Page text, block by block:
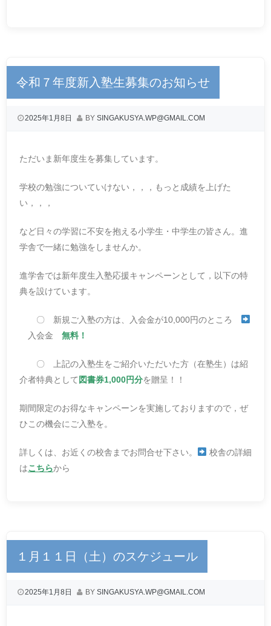
令和７年度新入塾生募集のお知らせ
2025年1月8日 BY SINGAKUSYA.WP@GMAIL.COM
ただいま新年度生を募集しています。
学校の勉強についていけない，，，もっと成績を上げた
い，，，
など日々の学習に不安を抱える小学生・中学生の皆さん。進
学舎で一緒に勉強をしませんか。
進学舎では新年度生入塾応援キャンペーンとして，以下の特
典を設けています。
〇 新規ご入塾の方は、入会金が10,000円のところ
入会金 無料！
〇 上記の入塾生をご紹介いただいた方（在塾生）は紹
介者特典として 図書券1,000円分を贈呈！！
期間限定のお得なキャンペーンを実施しておりますので，ぜ
ひこの機会にご入塾を。
詳しくは、お近くの校舎までお問合せ下さい。
校舎の詳細
はこちらから
１月１１日（土）のスケジュール
2025年1月8日 BY SINGAKUSYA.WP@GMAIL.COM